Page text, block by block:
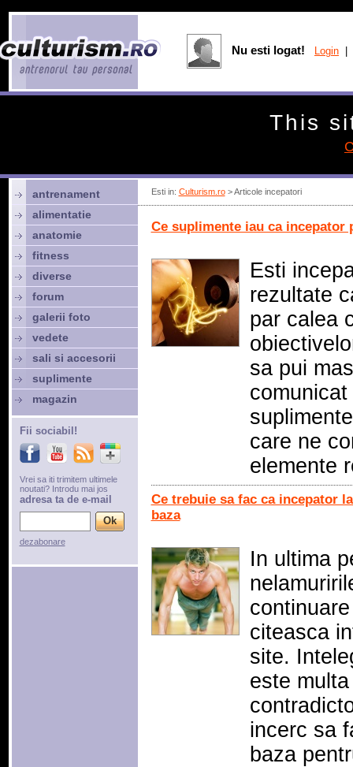
Esti in: Culturism.ro> Articole incepatori
Ce suplimente iau ca incepator
Esti
rezultate
par calea
sa pui
care ne
elemente
Ce trebuie sa fac ca incepator
baza
In ultima
citeasca
site.
este
incerc sa
baza
antrenament
alimentatie
anatomie
fitness
diverse
forum
galerii foto
vedete
sali si accesorii
suplimente
magazin
Fii sociabil!
Vrei sa iti trimitem ultimele
noutati? Introdu mai jos
adresa ta de e-mail
dezabonare
Nu esti logat! Login
This